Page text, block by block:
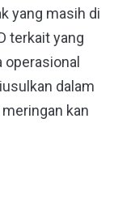
yang masih di
terkait yang
dalam
kan